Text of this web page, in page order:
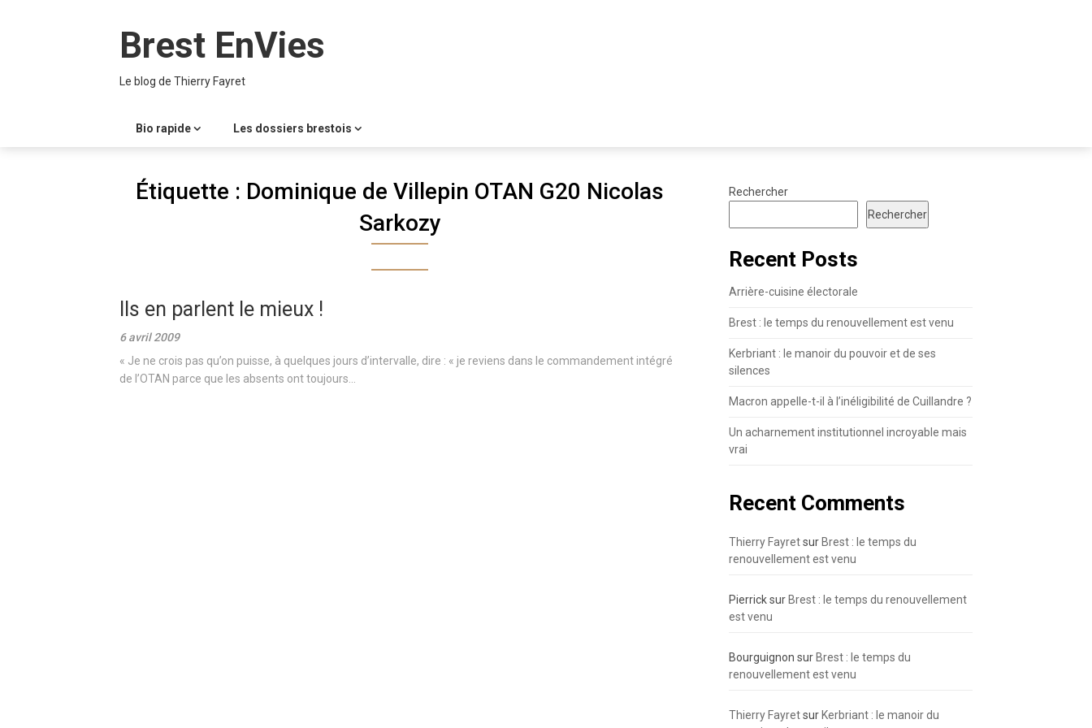
Brest EnVies
Le blog de Thierry Fayret
Bio rapide Les dossiers brestois
Étiquette : Dominique de Villepin OTAN G20 Nicolas
Sarkozy
Ils en parlent le mieux !
6 avril 2009
« Je ne crois pas qu’on puisse, à quelques jours d’intervalle, dire : « je reviens dans le commandement intégré
de l’OTAN parce que les absents ont toujours...
Rechercher
Rechercher
Recent Posts
Arrière-cuisine électorale
Brest : le temps du renouvellement est venu
Kerbriant : le manoir du pouvoir et de ses
silences
Macron appelle-t-il à l’inéligibilité de Cuillandre ?
Un acharnement institutionnel incroyable mais
vrai
Recent Comments
Thierry Fayretsur Brest : le temps du
renouvellement est venu
Pierricksur Brest : le temps du renouvellement
est venu
Bourguignon sur Brest : le temps du
renouvellement est venu
Thierry Fayretsur Kerbriant : le manoir du